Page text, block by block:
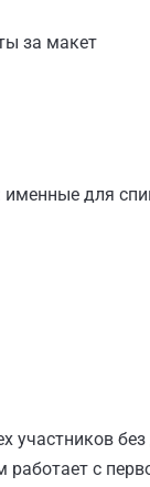
за макет
для
с